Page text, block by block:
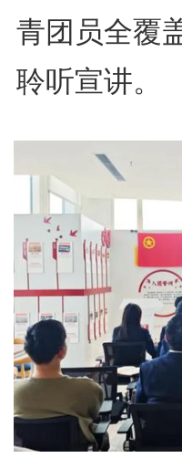
青团员全覆
聆听宣讲。